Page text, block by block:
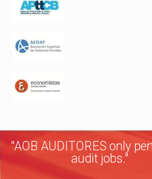
"AOB AUDITORES only
audit jobs."